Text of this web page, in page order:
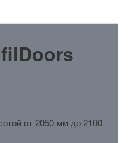
от 2050 мм до 2100